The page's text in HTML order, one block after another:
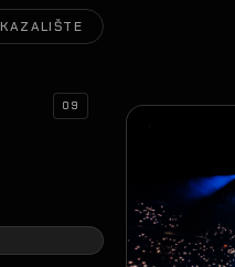
KAZALIŠTE
09